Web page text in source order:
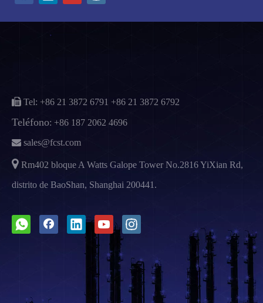
 Tel: +86 21 3872 6791 +86 21 3872 6792
Teléfono: +86 187 2062 4696
 sales@fcst.com
 Rm402 bloque A Watts Galope Tower No.2816 YiXian Rd,
distrito de BaoShan, Shanghai 200441.